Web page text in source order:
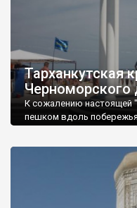
Тарханкутская
К сожалению настоящей
пешком вдоль